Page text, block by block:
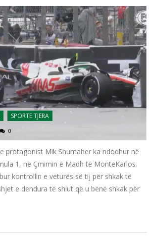
SPORTE TJERA
0
protagonist Mik Shumaher ka ndodhur në
1, në Çmimin e Madh të MonteKarlos.
kontrollin e veturës së tij për shkak të
e dendura të shiut që u bënë shkak për